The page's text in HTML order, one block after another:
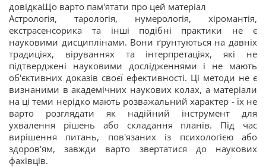
довідкаЩо варто пам'ятати про цей матеріал
Астрологія, тарологія, нумерологія, хіромантія,
екстрасенсорика та інші подібні практики не є
науковими дисциплінами. Вони ґрунтуються на давніх
традиціях, віруваннях та інтерпретаціях, які не
підтверджені науковими дослідженнями і не мають
об'єктивних доказів своєї ефективності. Ці методи не є
визнаними в академічних наукових колах, а матеріали
на ці теми нерідко мають розважальний характер - їх не
варто розглядати як надійний інструмент для
ухвалення рішень або складання планів. Під час
вирішення питань, пов'язаних із психологією або
здоров'ям, завжди варто звертатися до наукових
фахівців.